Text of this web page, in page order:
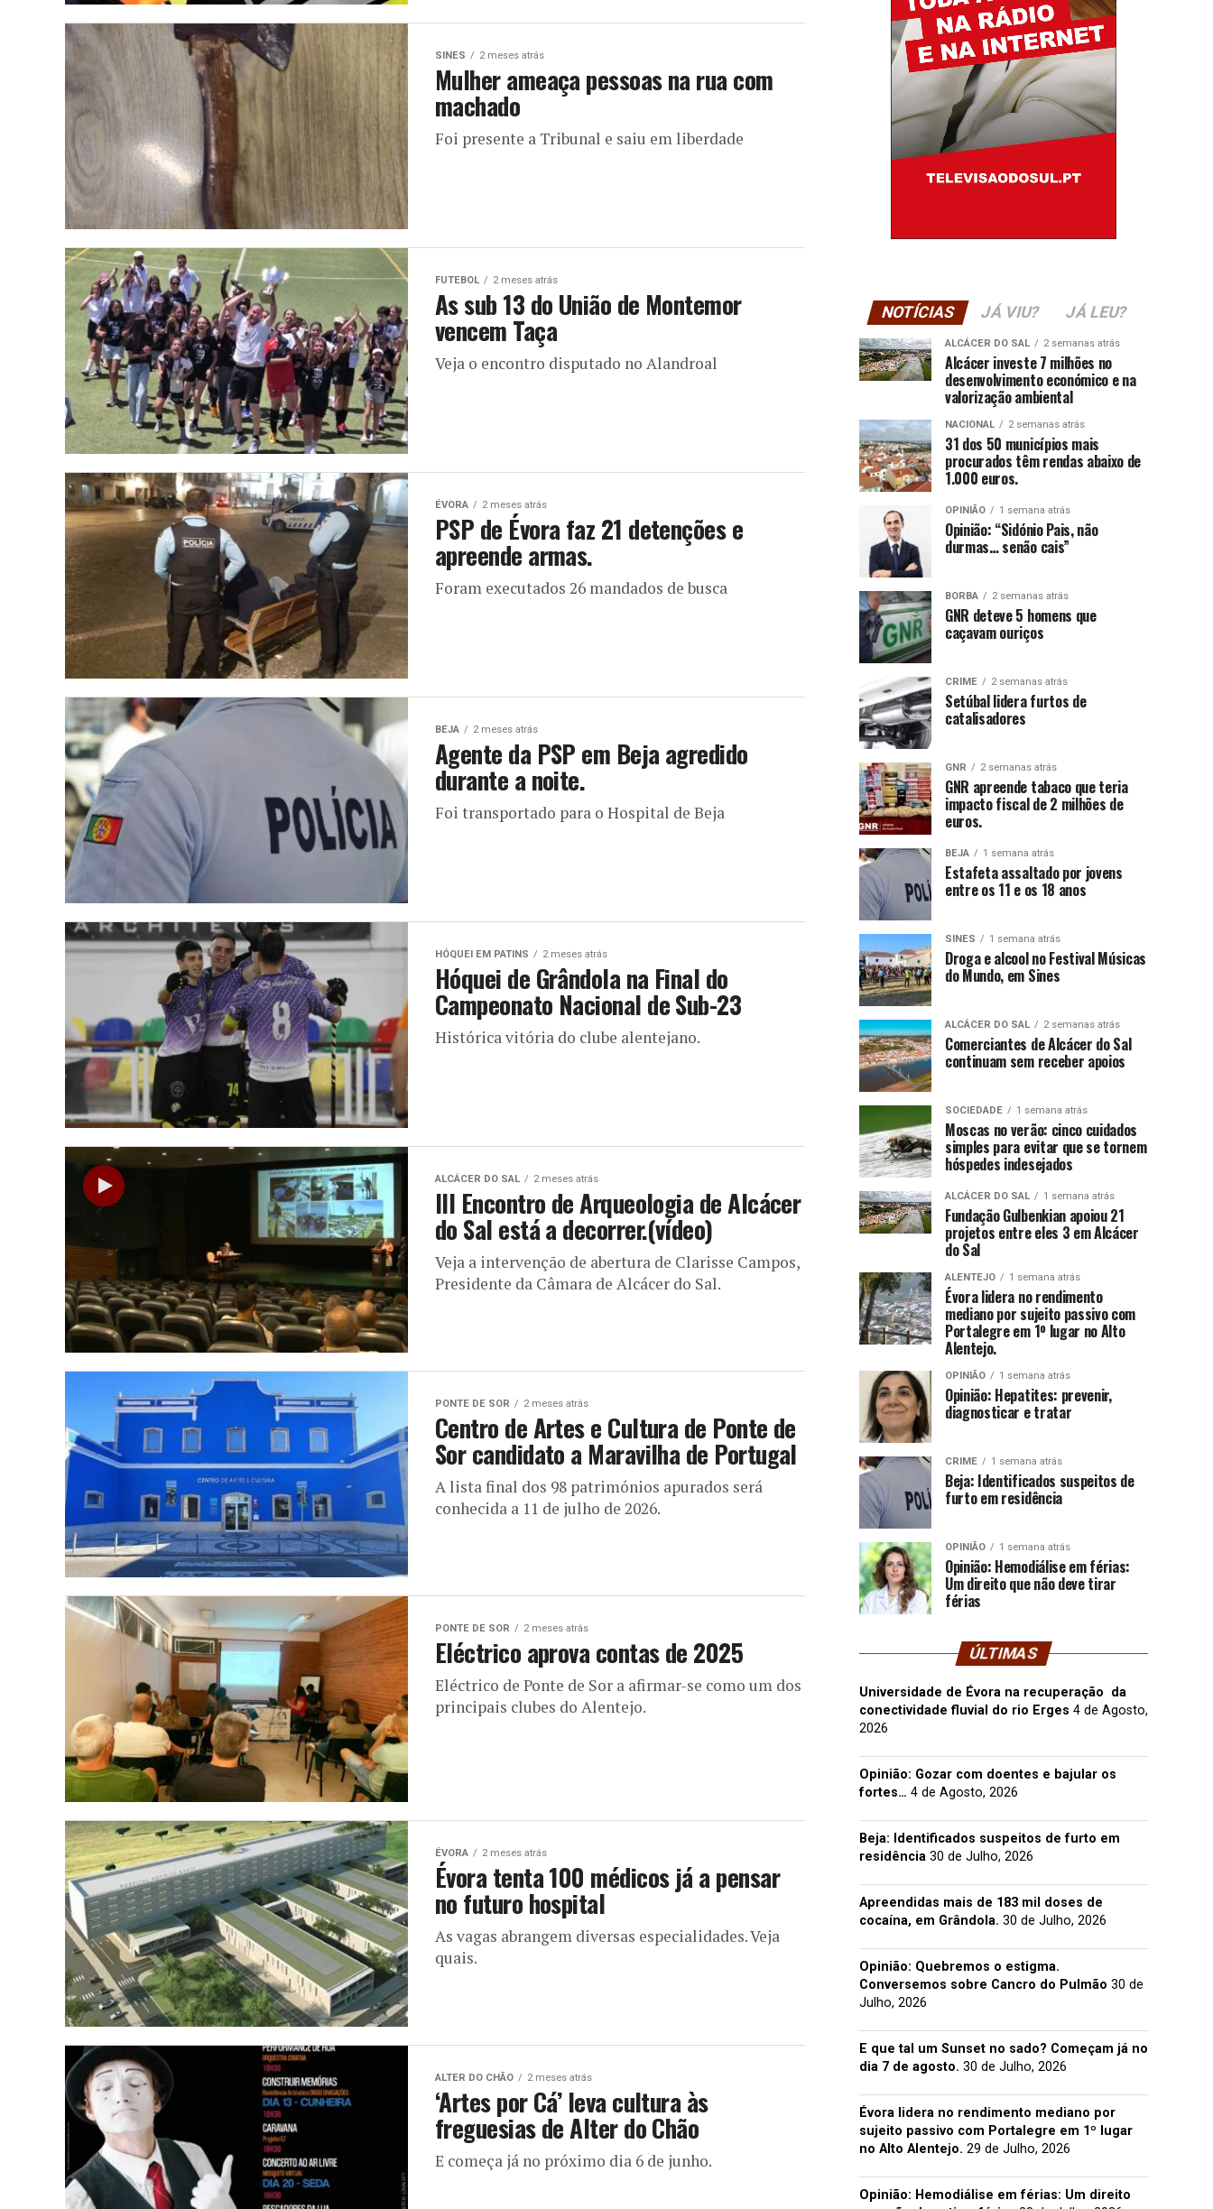
SINES 2 meses atrás
Mulher ameaça pessoas na rua com
machado
Foi presente a Tribunal e saiu em liberdade
FUTEBOL 2 meses atrás
As sub 13 do União de Montemor
vencem Taça
Veja o encontro disputado no Alandroal
ÉVORA 2 meses atrás
PSP de Évora faz 21 detenções e
apreende armas.
Foram executados 26 mandados de busca
BEJA 2 meses atrás
Agente da PSP em Beja agredido
durante a noite.
Foi transportado para o Hospital de Beja
HÓQUEI EM PATINS 2 meses atrás
Hóquei de Grândola na Final do
Campeonato Nacional de Sub-23
Histórica vitória do clube alentejano.
ALCÁCER DO SAL 2 meses atrás
III Encontro de Arqueologia de Alcácer
do Sal está a decorrer.(vídeo)
Veja a intervenção de abertura de Clarisse Campos,
Presidente da Câmara de Alcácer do Sal.
PONTE DE SOR 2 meses atrás
Centro de Artes e Cultura de Ponte de
Sor candidato a Maravilha de Portugal
A lista final dos 98 patrimónios apurados será
conhecida a 11 de julho de 2026.
PONTE DE SOR 2 meses atrás
Eléctrico aprova contas de 2025
Eléctrico de Ponte de Sor a afirmar-se como um dos
principais clubes do Alentejo.
ÉVORA 2 meses atrás
Évora tenta 100 médicos já a pensar
no futuro hospital
As vagas abrangem diversas especialidades. Veja
quais.
ALTER DO CHÃO 2 meses atrás
‘Artes por Cá’ leva cultura às
freguesias de Alter do Chão
E começa já no próximo dia 6 de junho.
NOTÍCIAS JÁ VIU? JÁ LEU?
ALCÁCER DO SAL 2 semanas atrás
Alcácer investe 7 milhões no
desenvolvimento económico e na
valorização ambiental
NACIONAL 2 semanas atrás
31 dos 50 municípios mais
procurados têm rendas abaixo de
1.000 euros.
OPINIÃO 1 semana atrás
Opinião: “Sidónio Pais, não
durmas… senão cais”
BORBA 2 semanas atrás
GNR deteve 5 homens que
caçavam ouriços
CRIME 2 semanas atrás
Setúbal lidera furtos de
catalisadores
GNR 2 semanas atrás
GNR apreende tabaco que teria
impacto fiscal de 2 milhões de
euros.
BEJA 1 semana atrás
Estafeta assaltado por jovens
entre os 11 e os 18 anos
SINES 1 semana atrás
Droga e alcool no Festival Músicas
do Mundo, em Sines
ALCÁCER DO SAL 2 semanas atrás
Comerciantes de Alcácer do Sal
continuam sem receber apoios
SOCIEDADE 1 semana atrás
Moscas no verão: cinco cuidados
simples para evitar que se tornem
hóspedes indesejados
ALCÁCER DO SAL 1 semana atrás
Fundação Gulbenkian apoiou 21
projetos entre eles 3 em Alcácer
do Sal
ALENTEJO 1 semana atrás
Évora lidera no rendimento
mediano por sujeito passivo com
Portalegre em 1º lugar no Alto
Alentejo.
OPINIÃO 1 semana atrás
Opinião: Hepatites: prevenir,
diagnosticar e tratar
CRIME 1 semana atrás
Beja: Identificados suspeitos de
furto em residência
OPINIÃO 1 semana atrás
Opinião: Hemodiálise em férias:
Um direito que não deve tirar
férias
ÚLTIMAS
Universidade de Évora na recuperação da
conectividade fluvial do rio Erges 4 de Agosto,
2026
Opinião: Gozar com doentes e bajular os
fortes… 4 de Agosto, 2026
Beja: Identificados suspeitos de furto em
residência 30 de Julho, 2026
Apreendidas mais de 183 mil doses de
cocaína, em Grândola. 30 de Julho, 2026
Opinião: Quebremos o estigma.
Conversemos sobre Cancro do Pulmão 30 de
Julho, 2026
E que tal um Sunset no sado? Começam já no
dia 7 de agosto. 30 de Julho, 2026
Évora lidera no rendimento mediano por
sujeito passivo com Portalegre em 1º lugar
no Alto Alentejo. 29 de Julho, 2026
Opinião: Hemodiálise em férias: Um direito